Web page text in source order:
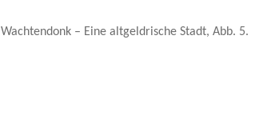
Wachtendonk – Eine altgeldrische Stadt, Abb. 5.